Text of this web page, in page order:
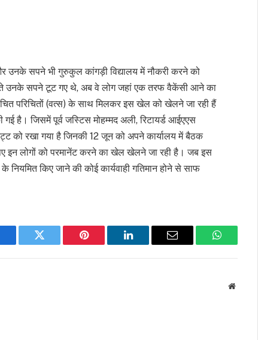
उनके सपने भी गुरुकुल कांगड़ी विद्यालय में नौकरी करने को
उनके सपने टूट गए थे, अब वे लोग जहां एक तरफ वैकेंसी आने का
परिचितों (वत्स) के साथ मिलकर इस खेल को खेलने जा रही हैं
गई है। जिसमें पूर्व जस्टिस मोहम्मद अली, रिटायर्ड आईएएस
को रखा गया है जिनकी 12 जून को अपने कार्यालय में बैठक
लोगों को परमानेंट करने का खेल खेलने जा रही है। जब इस
नियमित किए जाने की कोई कार्यवाही गतिमान होने से साफ
Twitter Pinterest LinkedIn Email WhatsApp
Website